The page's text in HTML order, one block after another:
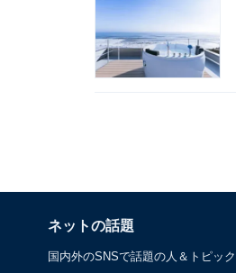
ネットの話題
国内外のSNSで話題の人＆トピッ